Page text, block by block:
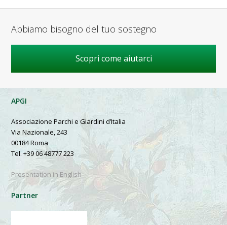
Abbiamo bisogno del tuo sostegno
Scopri come aiutarci
APGI
Associazione Parchi e Giardini d’Italia
Via Nazionale, 243
00184 Roma
Tel. +39 06 48777 223
Presentation in English
Partner